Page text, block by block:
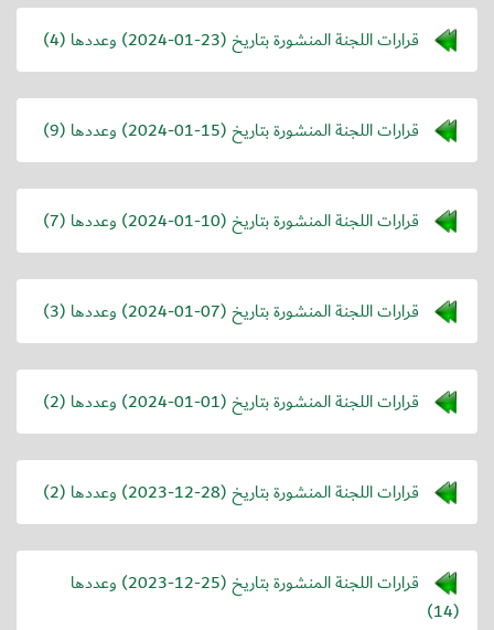
قرارات اللجنة المنشورة بتاريخ (2024-01-23) وعددها (4)
قرارات اللجنة المنشورة بتاريخ (2024-01-15) وعددها (9)
قرارات اللجنة المنشورة بتاريخ (2024-01-10) وعددها (7)
قرارات اللجنة المنشورة بتاريخ (2024-01-07) وعددها (3)
قرارات اللجنة المنشورة بتاريخ (2024-01-01) وعددها (2)
قرارات اللجنة المنشورة بتاريخ (2023-12-28) وعددها (2)
قرارات اللجنة المنشورة بتاريخ (2023-12-25) وعددها
(14)